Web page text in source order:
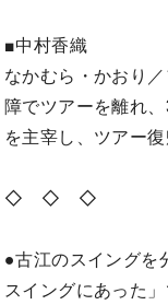
■中村香織
なかむら・かおり
障でツアーを離れ
を主宰し、ツアー
◇ ◇ ◇
●古江のスイングを
スイングにあった」